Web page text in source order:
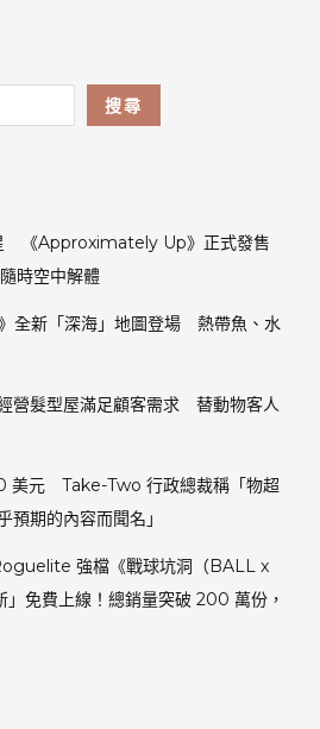
搜尋
《Approximately Up》正式發售
時空中解體
全新「深海」地圖登場 熱帶魚、水
營髮型屋滿足顧客需求 替動物客人
美元 Take-Two 行政總裁稱「物超
期的內容而聞名」
強檔《戰球坑洞（BALL x
」免費上線！總銷量突破 200 萬份，